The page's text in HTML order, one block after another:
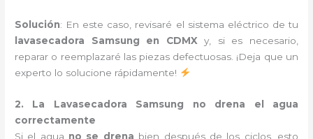
Solución: En este caso, revisaré el sistema eléctrico de tu
lavasecadora Samsung en CDMX y, si es necesario,
reparar o reemplazaré las piezas defectuosas. ¡Deja que un
experto lo solucione rápidamente!
2. La Lavasecadora Samsung no drena el agua
correctamente
Si el agua no se drena bien después de los ciclos, esto